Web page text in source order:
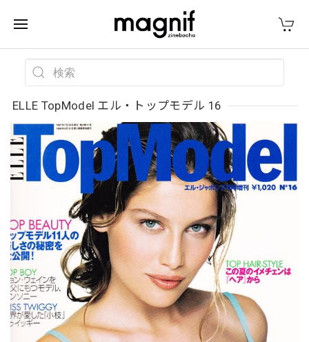
ELLE TopModel エル・トップモデル 16